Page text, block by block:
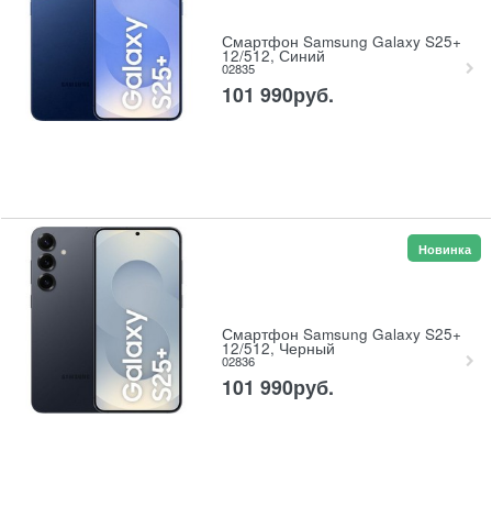
Смартфон Samsung Galaxy S25+
12/512, Синий
02835
101 990руб.
Смартфон Samsung Galaxy S25+
12/512, Черный
02836
101 990руб.
Новинка